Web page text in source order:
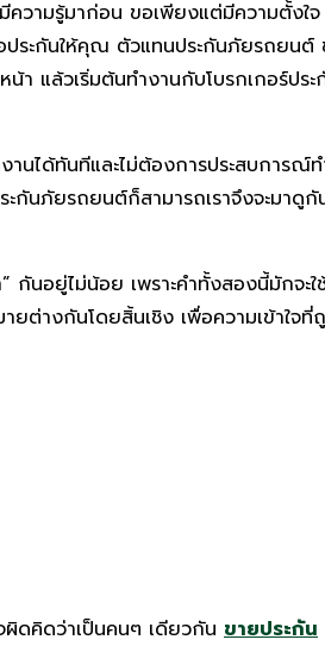
วามรู้มาก่อน ขอเพียงแต่มีความตั้งใ
ประกันให้คุณ ตัวแทนประกันภัยรถยน
แล้วเริ่มต้นทำงานกับโบรกเกอร์ป
นได้ทันทีและไม่ต้องการประสบการ
ภัยรถยนต์ก็สามารถเราจึงจะมาดูกั
กันอยู่ไม่น้อย เพราะคำทั้งสองนี้มักจ
ต่างกันโดยสิ้นเชิง เพื่อความเข้าใ
ผิดคิดว่าเป็นคนๆ เดียวกัน ขายประกัน